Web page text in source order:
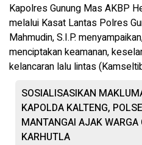
Kapolres Gunung Mas AKBP
melalui Kasat Lantas Polres
Mahmudin, S.I.P.
menciptakan keamanan,
kelancaran lalu lintas
SOSIALISASIKAN
KAPOLDA KALTENG,
MANTANGAI AJAK WARGA
KARHUTLA